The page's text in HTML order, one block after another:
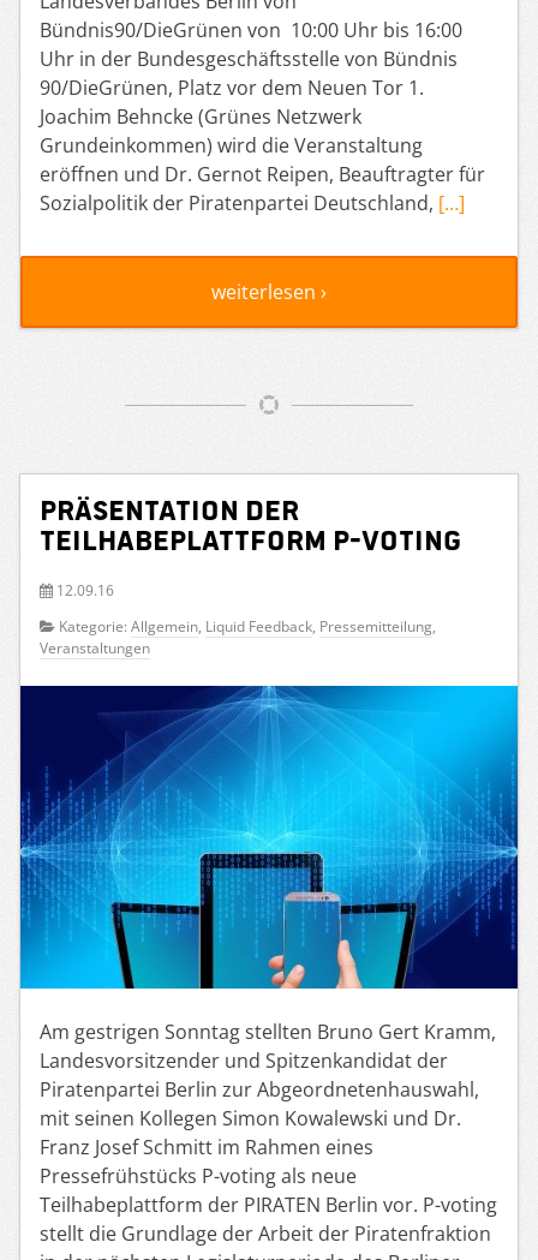
Bündnis90/DieGrünen von 10:00 Uhr bis 16:00
Uhr in der Bundesgeschäftsstelle von Bündnis
90/DieGrünen, Platz vor dem Neuen Tor 1.
Joachim Behncke (Grünes Netzwerk
Grundeinkommen) wird die Veranstaltung
eröffnen und Dr. Gernot Reipen, Beauftragter für
Sozialpolitik der Piratenpartei Deutschland, […]
weiterlesen ›
Präsentation der
Teilhabeplattform P-voting
12.09.16
Kategorie: Allgemein, Liquid Feedback, Pressemitteilung,
Veranstaltungen
Am gestrigen Sonntag stellten Bruno Gert Kramm,
Landesvorsitzender und Spitzenkandidat der
Piratenpartei Berlin zur Abgeordnetenhauswahl,
mit seinen Kollegen Simon Kowalewski und Dr.
Franz Josef Schmitt im Rahmen eines
Pressefrühstücks P-voting als neue
Teilhabeplattform der PIRATEN Berlin vor. P-voting
stellt die Grundlage der Arbeit der Piratenfraktion